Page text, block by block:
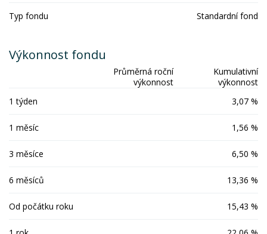
Typ fondu Standardní fond
Výkonnost fondu
Průměrná roční
výkonnost
Kumulativní
výkonnost
1 týden
3,07 %
1 měsíc 1,56 %
3 měsíce 6,50 %
6 měsíců 13,36 %
Od počátku roku 15,43 %